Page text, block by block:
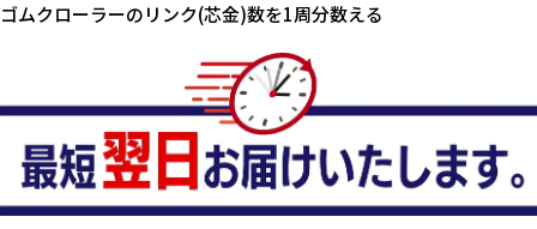
ゴムクローラーのリンク(芯金)数を1周分数える